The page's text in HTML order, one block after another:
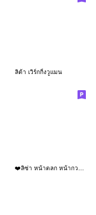
ลิต้า เวิร์กกิ้งวูแมน